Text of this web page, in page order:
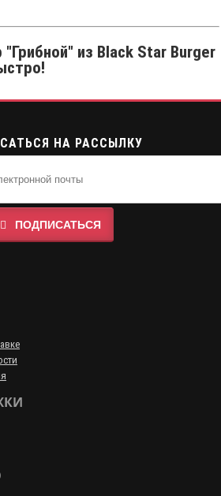
"Грибной" из Black Star Burger
НА РАССЫЛКУ
ПОДПИСАТЬСЯ